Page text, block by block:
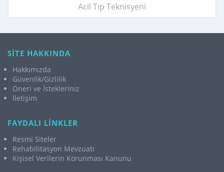
Acil Tıp Teknisyeni
SİTE HAKKINDA
Hakkımızda
Güvenlik/Gizlilik
Öneri ve İstekleriniz
İletişim
FAYDALI LİNKLER
Resmi Siteler
Rehabilitasyon Mevzuatı
Kişisel Verilerin Korunması Kanunu